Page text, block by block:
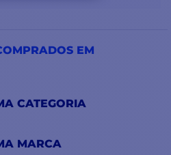
EM
CATEGORIA
MARCA